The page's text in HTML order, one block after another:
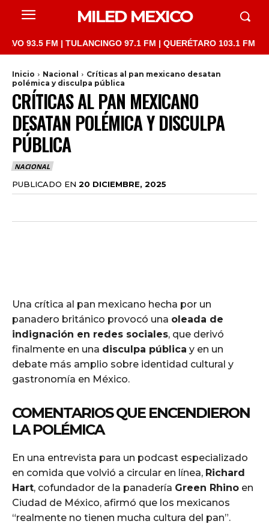
MILED MEXICO
FM | TULANCINGO 97.1 FM | QUERÉTARO 103.1 FM | SAN
Inicio Nacional
Críticas al pan mexicano desatan
polémica y disculpa pública
CRÍTICAS AL PAN MEXICANO
DESATAN POLÉMICA Y DISCULPA
PÚBLICA
NACIONAL
PUBLICADO EN 20 DICIEMBRE, 2025
Una crítica al pan mexicano hecha por un
panadero británico provocó una oleada de
indignación en redes sociales, que derivó
finalmente en una disculpa pública y en un
debate más amplio sobre identidad cultural y
gastronomía en México.
COMENTARIOS QUE ENCENDIERON
LA POLÉMICA
En una entrevista para un podcast especializado
en comida que volvió a circular en línea, Richard
Hart, cofundador de la panadería Green Rhino en
Ciudad de México, afirmó que los mexicanos
“realmente no tienen mucha cultura del pan”.